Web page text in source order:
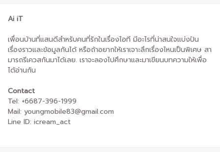
Ai iT
เพื่อนบ้านที่แสนดีสำหรับคนที่รักในเรื่องไอที มีอะไรที่น่าสนใจแบ่งปัน
เรื่องราวและข้อมูลกันได้ หรือถ้าอยากให้เราเจาะลึกเรื่องไหนเป็นพิเศษ สา
มารถรีเควสกันมาได้เลย. เราจะลองไปศึกษาและมาเขียนบทความให้เพื่อ
ได้อ่านกัน
Contact
Tel: +6687-396-1999
Mail: youngmobile83@gmail.com
Line ID: icream_act